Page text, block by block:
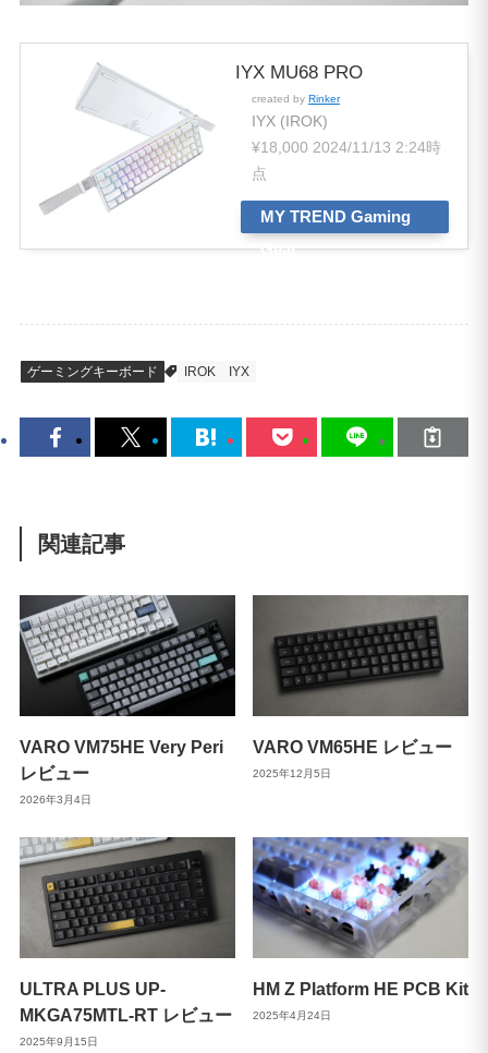
IYX MU68 PRO
created by Rinker
IYX (IROK)
¥18,000 2024/11/13 2:24時
点
MY TREND Gaming
Gear
ゲーミングキーボード IROK IYX
関連記事
VARO VM75HE Very Peri
レビュー
2026年3月4日
VARO VM65HE レビュー
2025年12月5日
ULTRA PLUS UP-
MKGA75MTL-RT レビュー
2025年9月15日
HM Z Platform HE PCB Kit
2025年4月24日